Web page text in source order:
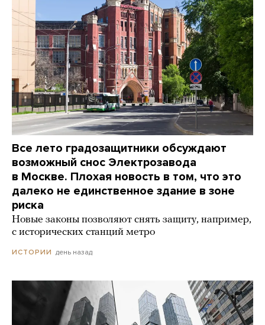
Все лето градозащитники обсуждают
возможный снос Электрозавода
в Москве. Плохая новость в том, что это
далеко не единственное здание в зоне
риска
Новые законы позволяют снять защиту, например,
с исторических станций метро
ИСТОРИИ день назад